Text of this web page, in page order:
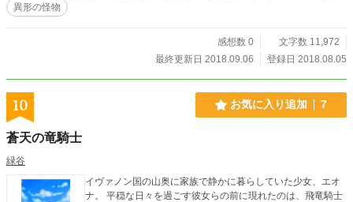
異形の怪物
感想数 0
文字数 11,972
最終更新日 2018.09.06
登録日 2018.08.05
10 お気に入り追加 7
蒼天の竜騎士
緑谷
イヴァノン国の山奥に家族で静かに暮らしていた少女、エオ
ナ。 平穏な日々を過ごす彼女らの前に現れたのは、飛竜騎士